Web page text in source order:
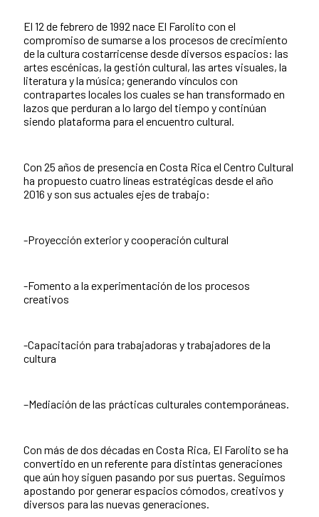
El 12 de febrero de 1992 nace El Farolito con el
compromiso de sumarse a los procesos de crecimiento
de la cultura costarricense desde diversos espacios: las
artes escénicas, la gestión cultural, las artes visuales, la
literatura y la música; generando vínculos con
contrapartes locales los cuales se han transformado en
lazos que perduran a lo largo del tiempo y continúan
siendo plataforma para el encuentro cultural.
Con 25 años de presencia en Costa Rica el Centro Cultural
ha propuesto cuatro líneas estratégicas desde el año
2016 y son sus actuales ejes de trabajo:
-Proyección exterior y cooperación cultural
-Fomento a la experimentación de los procesos
creativos
-Capacitación para trabajadoras y trabajadores de la
cultura
–Mediación de las prácticas culturales contemporáneas.
Con más de dos décadas en Costa Rica, El Farolito se ha
convertido en un referente para distintas generaciones
que aún hoy siguen pasando por sus puertas. Seguimos
apostando por generar espacios cómodos, creativos y
diversos para las nuevas generaciones.